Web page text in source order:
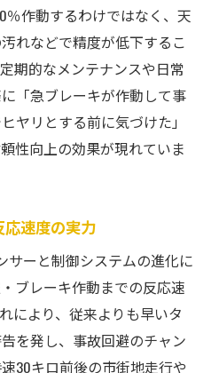
％作動するわけではなく、天
れなどで精度が低下するこ
期的なメンテナンスや日常
「急ブレーキが作動して事
ヤリとする前に気づけた」
性向上の効果が現れていま
速度の実力
サーと制御システムの進化に
ブレーキ作動までの反応速
により、従来よりも早いタ
を発し、事故回避のチャン
30キロ前後の市街地走行や